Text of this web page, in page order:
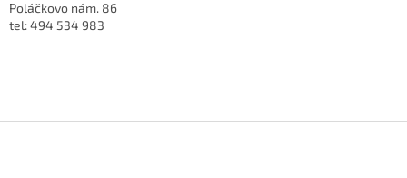
Poláčkovo nám. 86
tel: 494 534 983